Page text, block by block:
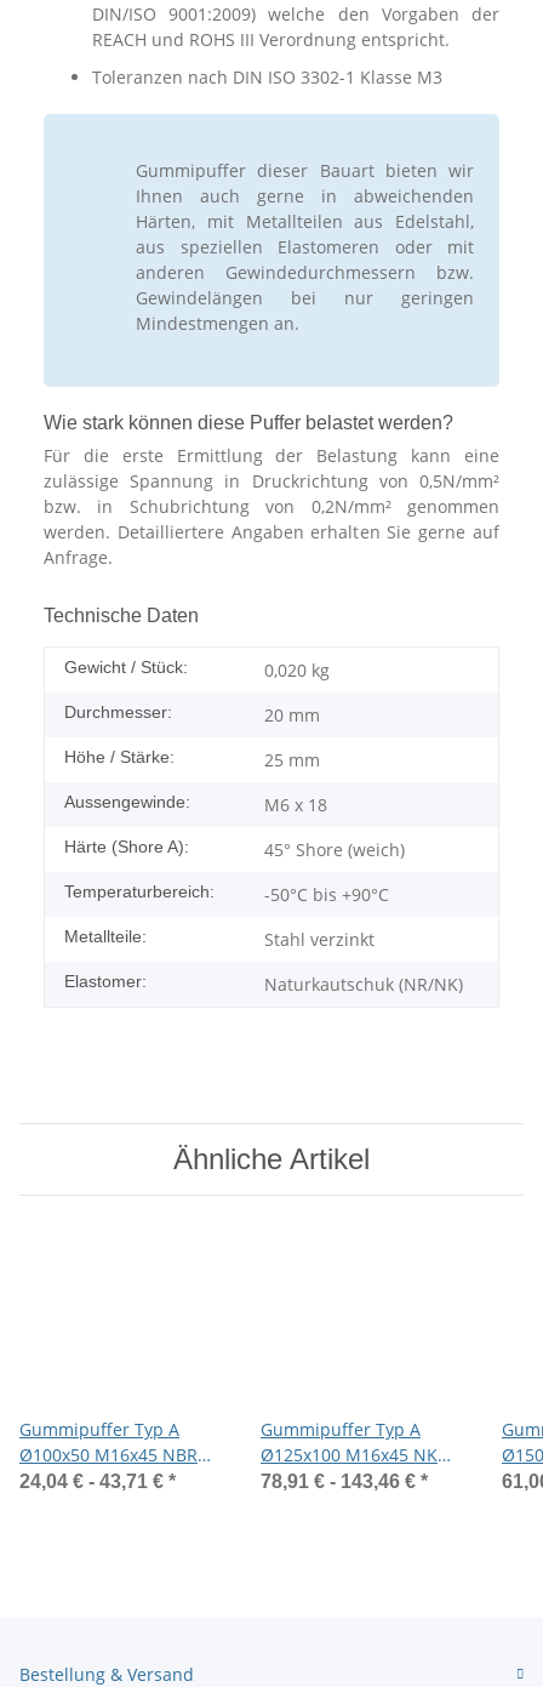
DIN/ISO 9001:2009) welche den Vorgaben der
REACH und ROHS III Verordnung entspricht.
Toleranzen nach DIN ISO 3302-1 Klasse M3
Gummipuffer dieser Bauart bieten wir
Ihnen auch gerne in abweichenden
Härten, mit Metallteilen aus Edelstahl,
aus speziellen Elastomeren oder mit
anderen Gewindedurchmessern bzw.
Gewindelängen bei nur geringen
Mindestmengen an.
Wie stark können diese Puffer belastet werden?
Für die erste Ermittlung der Belastung kann eine
zulässige Spannung in Druckrichtung von 0,5N/mm²
bzw. in Schubrichtung von 0,2N/mm² genommen
werden. Detailliertere Angaben erhalten Sie gerne auf
Anfrage.
Technische Daten
Gewicht / Stück: 0,020 kg
Durchmesser: 20 mm
Höhe / Stärke: 25 mm
Aussengewinde: M6 x 18
Härte (Shore A): 45° Shore (weich)
Temperaturbereich: -50°C bis +90°C
Metallteile: Stahl verzinkt
Elastomer: Naturkautschuk (NR/NK)
Ähnliche Artikel
Gummipuffer Typ A
Ø100x50 M16x45 NBR
55°Shore Stahl verzinkt
24,04 € - 43,71 € *
Gummipuffer Typ A
Ø125x100 M16x45 NK
75°Shore Stahl verzinkt
78,91 € - 143,46 € *
Bestellung & Versand